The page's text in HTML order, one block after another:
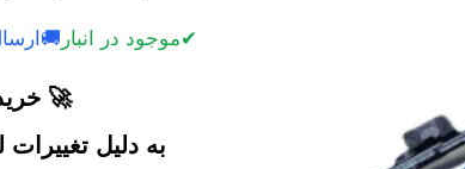
✔موجود در انبار 🚚
🚀
به دلیل